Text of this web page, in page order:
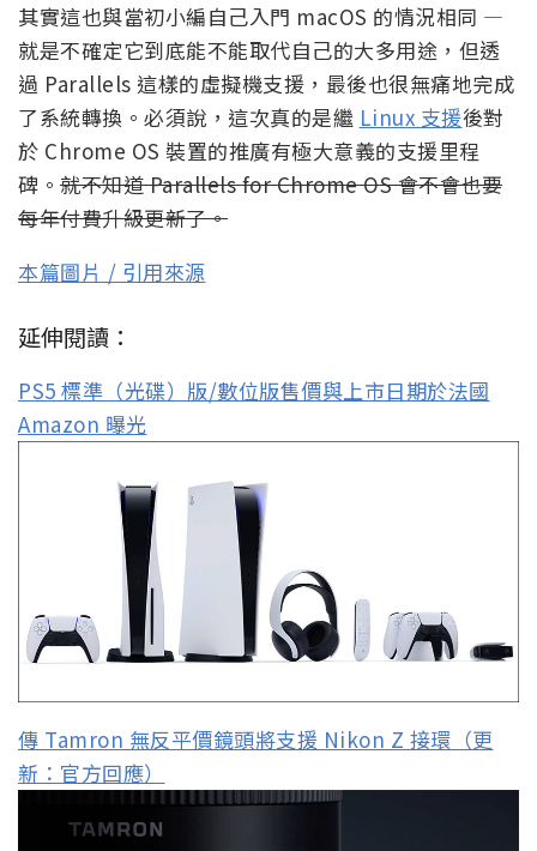
其實這也與當初小編自己入門 macOS 的情況相同 —
就是不確定它到底能不能取代自己的大多用途，但透
過 Parallels 這樣的虛擬機支援，最後也很無痛地完成
了系統轉換。必須說，這次真的是繼 Linux 支援後對
於 Chrome OS 裝置的推廣有極大意義的支援里程
碑。 就不知道 Parallels for Chrome OS 會不會也要
每年付費升級更新了。
本篇圖片 / 引用來源
延伸閱讀：
PS5 標準（光碟）版/數位版售價與上市日期於法國
Amazon 曝光
傳 Tamron 無反平價鏡頭將支援 Nikon Z 接環（更
新：官方回應）